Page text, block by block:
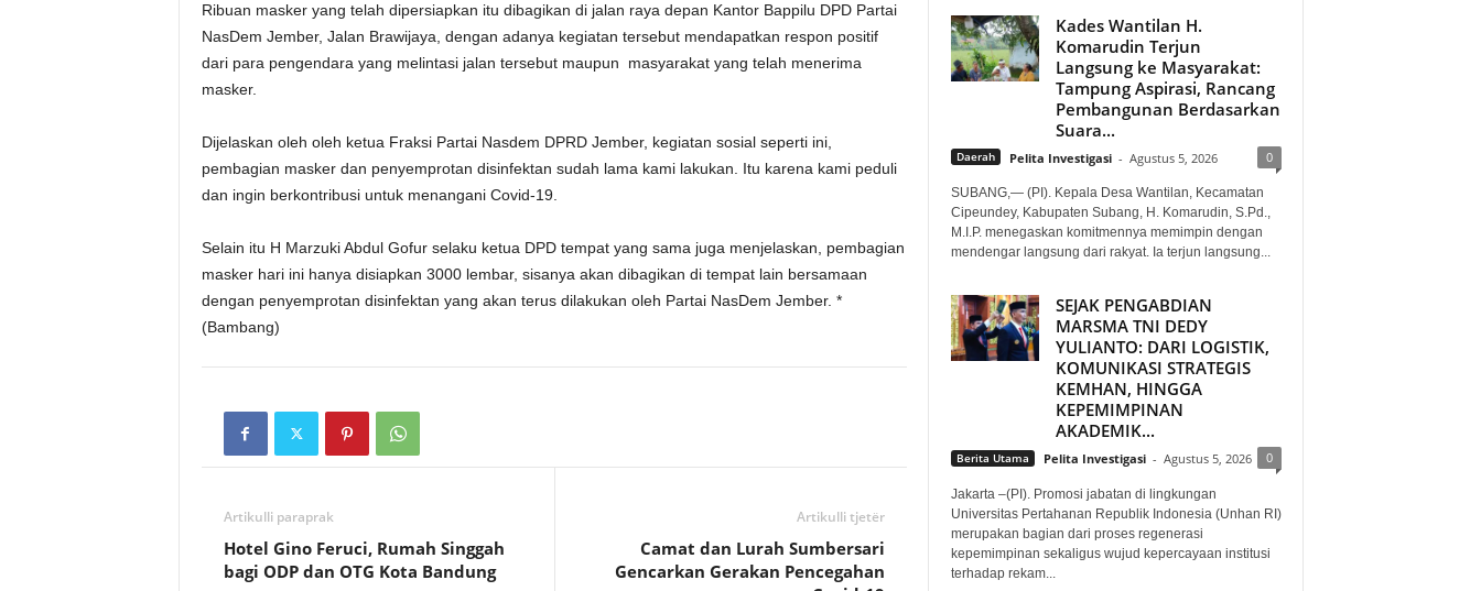
Ribuan masker yang telah dipersiapkan itu dibagikan di jalan raya depan Kantor Bappilu DPD Partai
NasDem Jember, Jalan Brawijaya, dengan adanya kegiatan tersebut mendapatkan respon positif
dari para pengendara yang melintasi jalan tersebut maupun masyarakat yang telah menerima
masker.
Dijelaskan oleh oleh ketua Fraksi Partai Nasdem DPRD Jember, kegiatan sosial seperti ini,
pembagian masker dan penyemprotan disinfektan sudah lama kami lakukan. Itu karena kami peduli
dan ingin berkontribusi untuk menangani Covid-19.
Selain itu H Marzuki Abdul Gofur selaku ketua DPD tempat yang sama juga menjelaskan, pembagian
masker hari ini hanya disiapkan 3000 lembar, sisanya akan dibagikan di tempat lain bersamaan
dengan penyemprotan disinfektan yang akan terus dilakukan oleh Partai NasDem Jember. *
(Bambang)
Artikulli paraprak
Hotel Gino Feruci, Rumah Singgah
bagi ODP dan OTG Kota Bandung
Artikulli tjetër
Camat dan Lurah Sumbersari
Gencarkan Gerakan Pencegahan
Kades Wantilan H.
Komarudin Terjun
Langsung ke Masyarakat:
Tampung Aspirasi, Rancang
Pembangunan Berdasarkan
Suara...
Daerah Pelita Investigasi - Agustus 5, 2026 0
SUBANG,— (PI). Kepala Desa Wantilan, Kecamatan
Cipeundey, Kabupaten Subang, H. Komarudin, S.Pd.,
M.I.P. menegaskan komitmennya memimpin dengan
mendengar langsung dari rakyat. Ia terjun langsung...
SEJAK PENGABDIAN
MARSMA TNI DEDY
YULIANTO: DARI LOGISTIK,
KOMUNIKASI STRATEGIS
KEMHAN, HINGGA
KEPEMIMPINAN
AKADEMIK...
Berita Utama Pelita Investigasi - Agustus 5, 2026 0
Jakarta –(PI). Promosi jabatan di lingkungan
Universitas Pertahanan Republik Indonesia (Unhan RI)
merupakan bagian dari proses regenerasi
kepemimpinan sekaligus wujud kepercayaan institusi
terhadap rekam...